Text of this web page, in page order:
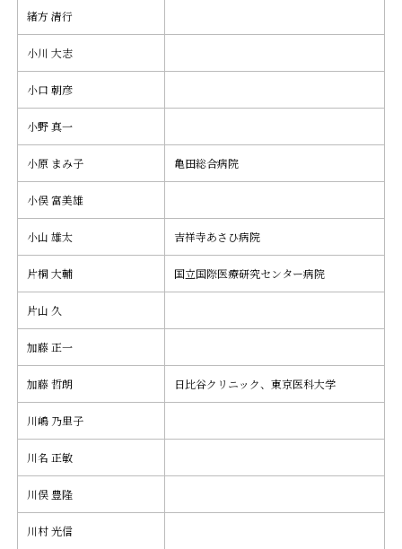
緒方 清行
小川 大志
小口 朝彦
小野 真一
小原 まみ子 亀田総合病院
小俣 富美雄
小山 雄太 吉祥寺あさひ病院
片桐 大輔 国立国際医療研究センター病院
片山 久
加藤 正一
加藤 哲朗 日比谷クリニック、東京医科大学
川嶋 乃里子
川名 正敏
川俣 豊隆
川村 光信